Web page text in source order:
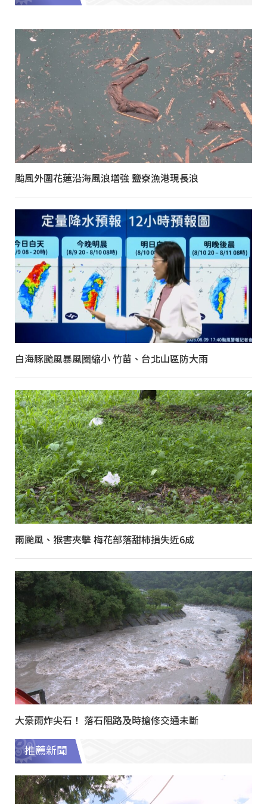
颱風外圍花蓮沿海風浪增強 鹽寮漁港現長浪
白海豚颱風暴風圈縮小 竹苗、台北山區防大雨
兩颱風、猴害夾擊 梅花部落甜柿損失近6成
大豪雨炸尖石！ 落石阻路及時搶修交通未斷
推薦新聞